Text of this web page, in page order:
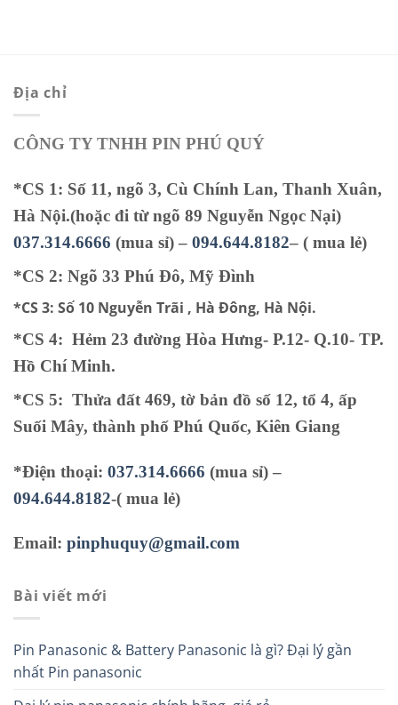
Địa chỉ
CÔNG TY TNHH PIN PHÚ QUÝ
*CS 1: Số 11, ngõ 3, Cù Chính Lan, Thanh Xuân,
Hà Nội.(hoặc đi từ ngõ 89 Nguyễn Ngọc Nại)
037.314.6666 (mua sỉ) – 094.644.8182– ( mua lẻ)
*CS 2: Ngõ 33 Phú Đô, Mỹ Đình
*CS 3: Số 10 Nguyễn Trãi , Hà Đông, Hà Nội.
*CS 4: Hẻm 23 đường Hòa Hưng- P.12- Q.10- TP.
Hồ Chí Minh.
*CS 5: Thửa đất 469, tờ bản đồ số 12, tổ 4, ấp
Suối Mây, thành phố Phú Quốc, Kiên Giang
*Điện thoại: 037.314.6666 (mua sỉ) –
094.644.8182-( mua lẻ)
Email: pinphuquy@gmail.com
Bài viết mới
Pin Panasonic & Battery Panasonic là gì? Đại lý gần
nhất Pin panasonic